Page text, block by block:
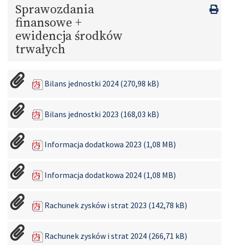
Sprawozdania
finansowe +
ewidencja środków
trwałych
Bilans jednostki 2024 (270,98 kB)
Bilans jednostki 2023 (168,03 kB)
Informacja dodatkowa 2023 (1,08 MB)
Informacja dodatkowa 2024 (1,08 MB)
Rachunek zysków i strat 2023 (142,78 kB)
Rachunek zysków i strat 2024 (266,71 kB)